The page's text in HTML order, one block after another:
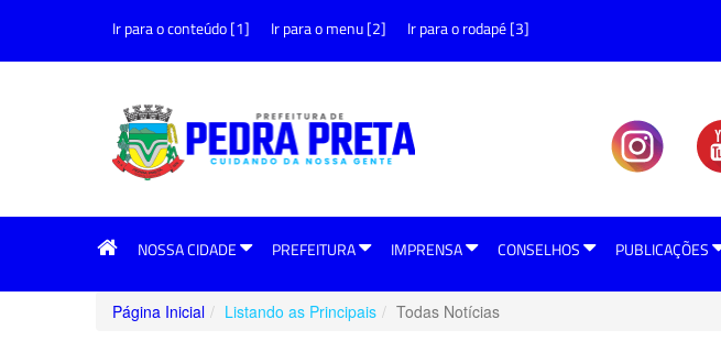
Ir para o conteúdo [1] Ir para o menu [2] Ir para o rodapé [3]
NOSSA CIDADE PREFEITURA IMPRENSA CONSELHOS PUBLICAÇÕES
Página Inicial Listando as Principais Todas Notícias